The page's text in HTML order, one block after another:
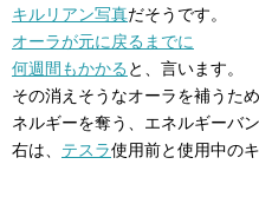
キルリアン写真だそうです。
オーラが元に戻るまでに
何週間もかかる と、言います。
その消えそうなオーラを補うた
ネルギーを奪う、エネルギーバ
右は、 テスラ使用前と使用中の